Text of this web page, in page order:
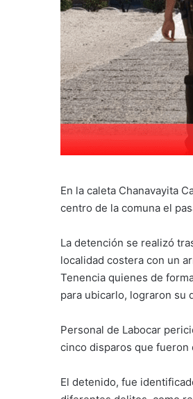
En la caleta Chanavayita
centro de la comuna el
La detención se realizó
localidad costera con un
Tenencia quienes de
para ubicarlo, lograron su
Personal de Labocar
cinco disparos que
El detenido, fue